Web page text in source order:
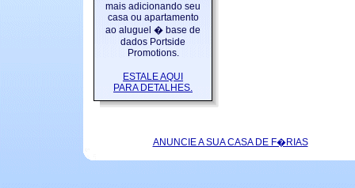
mais adicionando seu
casa ou apartamento
ao aluguel � base de
dados Portside
Promotions.
ESTALE AQUI
PARA DETALHES.
ANUNCIE A SUA CASA DE F�RIAS